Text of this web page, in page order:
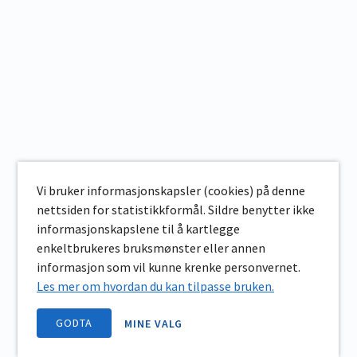
Vi bruker informasjonskapsler (cookies) på denne
nettsiden for statistikkformål. Sildre benytter ikke
informasjonskapslene til å kartlegge
enkeltbrukeres bruksmønster eller annen
informasjon som vil kunne krenke personvernet.
Les mer om hvordan du kan tilpasse bruken.
GODTA MINE VALG